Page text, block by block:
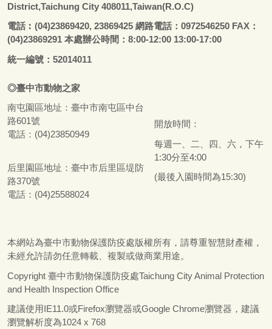
District,Taichung City 408011,Taiwan(R.O.C)
電話︰ (04)23869420, 23869425 網路電話：0972546250 FAX：
(04)23869291 本處辦公時間：8:00-12:00 13:00-17:00
統一編號：52014011
◎臺中市動物之家
南屯園區地址： 臺中市南屯區中台
路601號
電話：(04)23850949
后里園區地址： 臺中市后里區堤防
路370號
電話：(04)25588024
開放時間：
每週一、二、四、六，下午
1:30分至4:00
(最後入園時間為15:30)
本網站為臺中市動物保護防疫處版權所有，請尊重智慧財產權，
未經允許請勿任意轉載、複製或做商業用途。
Copyright 臺中市動物保護防疫處Taichung City Animal Protection
and Health Inspection Office
建議使用IE11.0或Firefox瀏覽器或Google Chrome瀏覽器，建議
瀏覽解析度為1024 x 768